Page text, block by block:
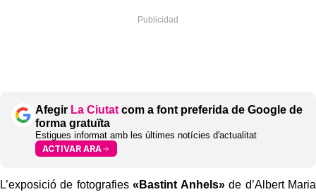
Afegir La Ciutatcom a font preferida de Google de
forma gratuïta
Estigues informat amb les últimes notícies d'actualitat
ACTIVAR ARA
L’exposició de fotografies« Bastint Anhels»de d’Albert Maria